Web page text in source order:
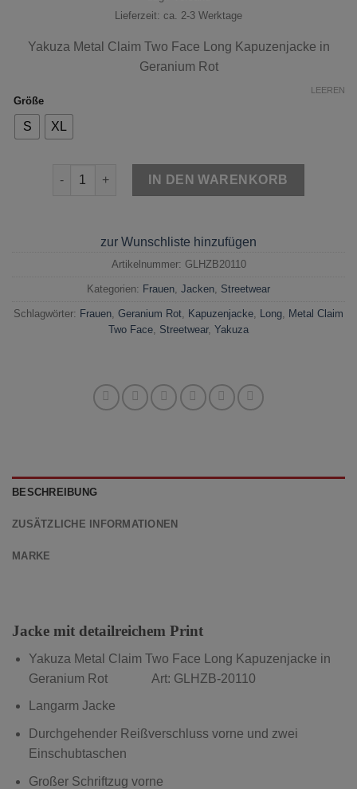
Lieferzeit: ca. 2-3 Werktage
Yakuza Metal Claim Two Face Long Kapuzenjacke in
Geranium Rot
Größe
S XL
LEEREN
Yakuza Metal Claim Two Face Long Kapuzenjacke
IN DEN WARENKORB
zur Wunschliste hinzufügen
Artikelnummer: GLHZB20110
Kategorien: Frauen Jacken Streetwear
Schlagwörter: Frauen Geranium Rot Kapuzenjacke Long Metal Claim
Two Face Streetwear, Yakuza
BESCHREIBUNG
ZUSÄTZLICHE INFORMATIONEN
MARKE
Jacke mit detailreichem Print
Yakuza Metal Claim Two Face Long Kapuzenjacke in
Geranium Rot Art: GLHZB-20110
Langarm Jacke
Durchgehender Reißverschluss vorne und zwei
Einschubtaschen
Großer Schriftzug vorne